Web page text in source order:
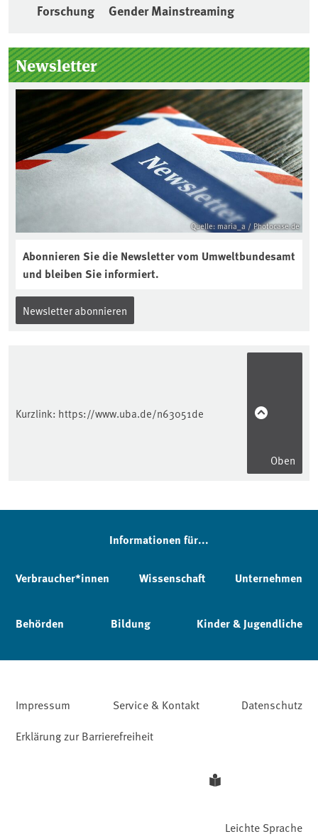
Forschung Gender Mainstreaming
Seitenleiste
Newsletter
Quelle: maria_a / Photocase.de
Abonnieren Sie die Newsletter vom Umweltbundesamt
und bleiben Sie informiert.
Newsletter abonnieren
Kurzlink: https://www.uba.de/n63051de
Oben
Informationen für...
Verbraucher*innen Wissenschaft Unternehmen
Behörden Bildung Kinder & Jugendliche
Impressum Service & Kontakt
Datenschutz
Erklärung zur Barrierefreiheit
Leichte Sprache